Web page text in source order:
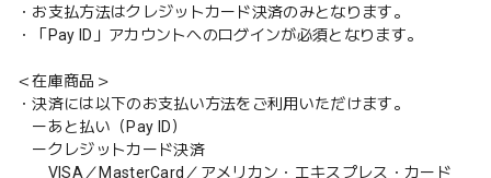
・お支払方法はクレジットカード決済のみとなります。
・「Pay ID」アカウントへのログインが必須となります。
＜在庫商品＞
・決済には以下のお支払い方法をご利用いただけます。
ーあと払い（Pay ID）
ークレジットカード決済
VISA／MasterCard／アメリカン・エキスプレス・カード